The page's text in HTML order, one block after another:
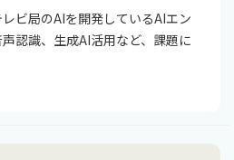
ビ局のAIを開発しているAIエン
認識、生成AI活用など、課題に